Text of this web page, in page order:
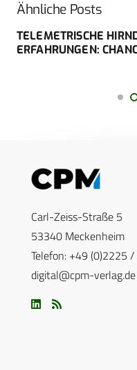
Ähnliche Posts
TELEMETRISCHE
ERFAHRUNGEN:
Carl-Zeiss-Straße 5
53340 Meckenheim
Telefon: +49 (0)2225
digital@cpm-verlag.de